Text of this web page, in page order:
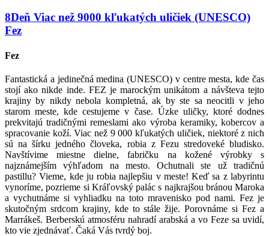
8Deň Viac než 9000 kľukatých uličiek (UNESCO)
Fez
Fez
Fantastická a jedinečná medina (UNESCO) v centre mesta, kde čas
stojí ako nikde inde. FEZ je marockým unikátom a návšteva tejto
krajiny by nikdy nebola kompletná, ak by ste sa neocitli v jeho
starom meste, kde cestujeme v čase. Úzke uličky, ktoré dodnes
prekvitajú tradičnými remeslami ako výroba keramiky, kobercov a
spracovanie koží. Viac než 9 000 kľukatých uličiek, niektoré z nich
sú na šírku jedného človeka, robia z Fezu stredoveké bludisko.
Navštívime miestne dielne, fabričku na kožené výrobky s
najznámejším výhľadom na mesto. Ochutnali ste už tradičnú
pastillu? Vieme, kde ju robia najlepšiu v meste! Keď sa z labyrintu
vynoríme, pozrieme si Kráľovský palác s najkrajšou bránou Maroka
a vychutnáme si vyhliadku na toto mravenisko pod nami. Fez je
skutočným srdcom krajiny, kde to stále žije. Porovnáme si Fez a
Marrákeš. Berberskú atmosféru nahradí arabská a vo Feze sa uvidí,
kto vie zjednávať. Čaká Vás tvrdý boj.